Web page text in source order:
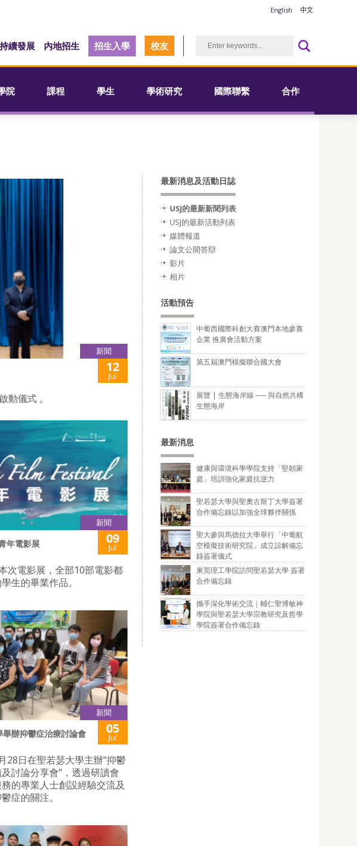
English 中文
續發展 内地招生 招生入學 校友
院 課程 學生 學術研究 國際聯繫 合作
新聞
12
Jul
儀式 。
新聞
年電影展 09
Jul
次電影展，全部10部電影都
生的畢業作品。
新聞
辦抑鬱症治療討論會 05
Jul
28日在聖若瑟大學主辦“抑鬱
討論分享會”，透過研讀會
的專業人士創設經驗交流及
症的關注。
最新消息及活動日誌
USJ的最新新聞列表
USJ的最新活動列表
媒體報道
論文公開答辯
影片
相片
活動預告
中葡西國際科創大賽澳門本地參賽
企業 推廣會活動方案
第五屆澳門模擬聯合國大會
展覽 | 生態海岸線 ── 與自然共構
生態海岸
最新消息
健康與環境科學學院支持「堅韌家
庭」培訓強化家庭抗逆力
聖若瑟大學與聖奧古斯丁大學簽署
合作備忘錄以加強全球夥伴關係
聖大參與馬德拉大學舉行「中葡航
空模擬技術研究院」成立諒解備忘
錄簽署儀式
東莞理工學院訪問聖若瑟大學 簽署
合作備忘錄
攜手深化學術交流｜輔仁聖博敏神
學院與聖若瑟大學宗教研究及哲學
學院簽署合作備忘錄